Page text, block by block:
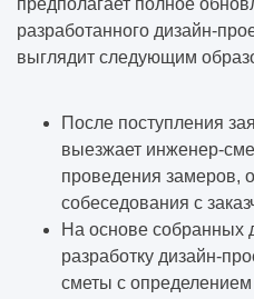
предполагает полное
разработанного дизайн-
выглядит следующим
После поступления
выезжает инженер-
проведения замеров,
собеседования с
На основе собранных
разработку дизайн-
сметы с определением